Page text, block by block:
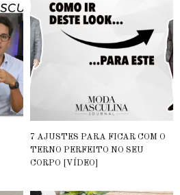
7 AJUSTES PARA FICAR COM O
TERNO PERFEITO NO SEU
CORPO [VÍDEO]